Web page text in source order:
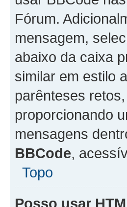
Fórum.
mensagem,
abaixo da caixa
similar em estilo
parênteses
proporcionando
mensagens
BBCode,
Topo
Posso usar